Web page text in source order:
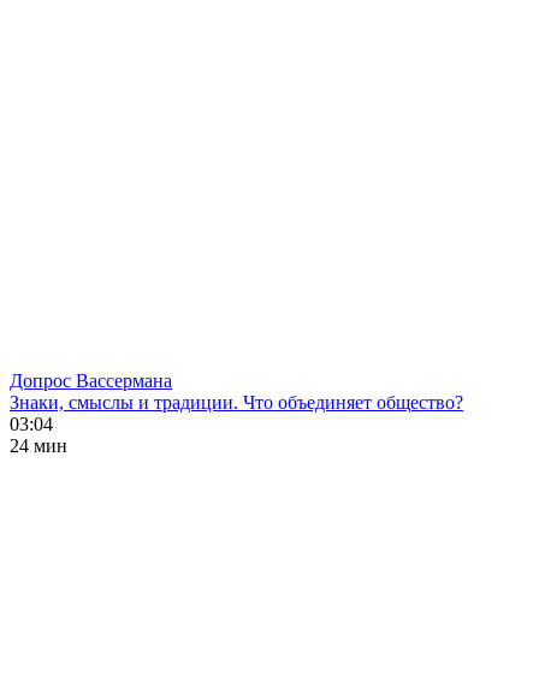
Допрос Вассермана
Знаки, смыслы и традиции. Что объединяет общество?
03:04
24 мин